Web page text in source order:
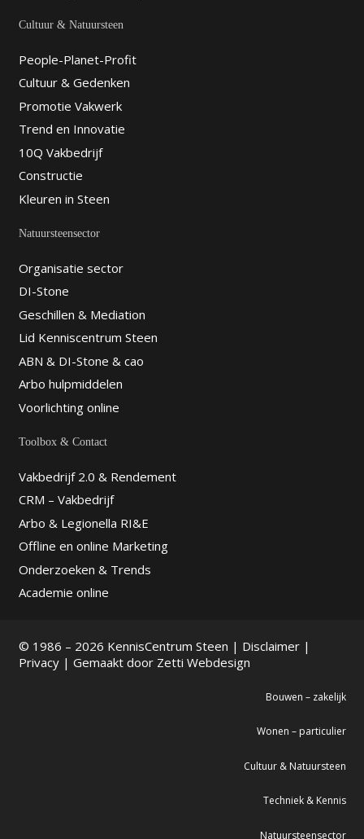
Cultuur & Natuursteen
People-Planet-Profit
Cultuur & Gedenken
Promotie Vakwerk
Trend en Innovatie
10Q Vakbedrijf
Constructie
Kleuren in Steen
Natuursteensector
Organisatie sector
DI-Stone
Geschillen & Mediation
Lid Kenniscentrum Steen
ABN & DI-Stone & cao
Arbo hulpmiddelen
Voorlichting online
Toolbox & Contact
Vakbedrijf 2.0 & Rendement
CRM – Vakbedrijf
Arbo & Legionella RI&E
Offline en online Marketing
Onderzoeken & Trends
Academie online
© 1986 – 2026 KennisCentrum Steen | Disclaimer|
Privacy| Gemaakt door Zetti Webdesign
Bouwen – zakelijk
Wonen – particulier
Cultuur & Natuursteen
Techniek & Kennis
Natuursteensector